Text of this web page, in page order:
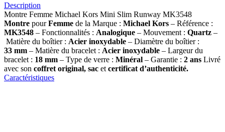
Description
Montre Femme Michael Kors Mini Slim Runway MK3548
Montre pourFemme de la Marque : Michael Kors – Référence :
MK3548 – Fonctionnalités : Analogique – Mouvement : Quartz –
Matière du boîtier : Acier inoxydable – Diamètre du boîtier :
33 mm – Matière du bracelet : Acier inoxydable – Largeur du
bracelet : 18 mm – Type de verre : Minéral – Garantie : 2 ans Livré
avec son coffret original, sac et certificat d’authenticité.
Caractéristiques